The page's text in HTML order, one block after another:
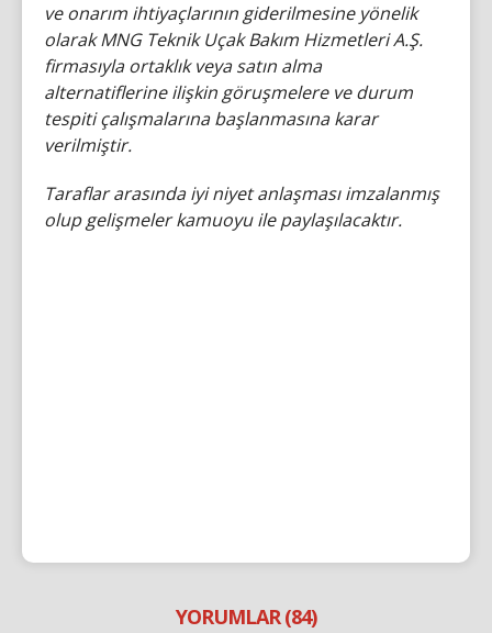
ve onarım ihtiyaçlarının giderilmesine yönelik
olarak MNG Teknik Uçak Bakım Hizmetleri A.Ş.
firmasıyla ortaklık veya satın alma
alternatiflerine ilişkin göruşmelere ve durum
tespiti çalışmalarına başlanmasına karar
verilmiştir.
Taraflar arasında iyi niyet anlaşması imzalanmış
olup gelişmeler kamuoyu ile paylaşılacaktır.
YORUMLAR (84)